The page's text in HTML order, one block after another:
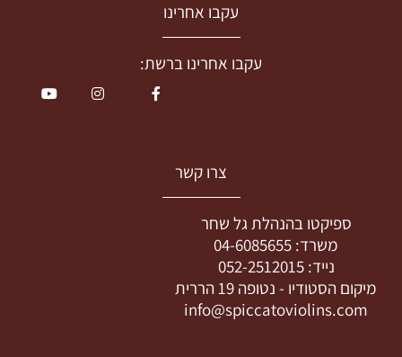
עקבו אחרינו
עקבו אחרינו ברשת:
צרו קשר
ספיקטו בהנהלת גל שחר
משרד: 04-6085655
נייד:052-2512015
מיקום הסטודיו - נטופה 19 הררית
info@spiccatoviolins.com